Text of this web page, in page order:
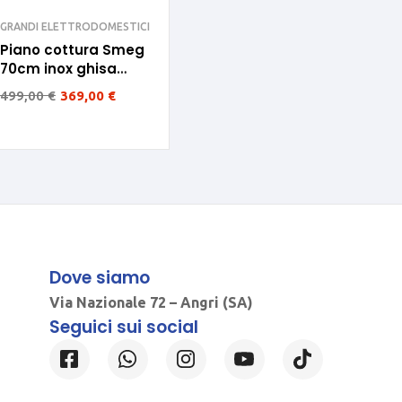
GRANDI ELETTRODOMESTICI
Piano cottura Smeg
70cm inox ghisa
SRV575GH5
499,00€ 369,00 €
Dove siamo
Via Nazionale 72 – Angri (SA)
Seguici sui social